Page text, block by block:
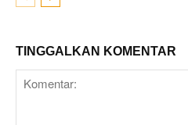
TINGGALKAN KOMENTAR